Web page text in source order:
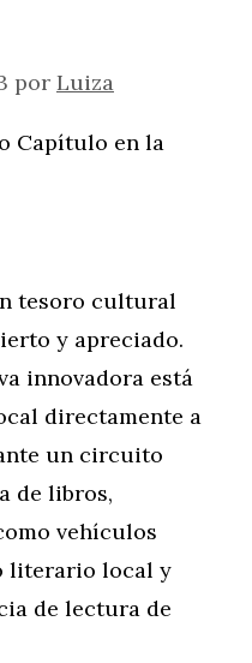
por Luiza
Capítulo en la
tesoro cultural
y apreciado.
innovadora está
directamente a
un circuito
de libros,
vehículos
literario local y
de lectura de